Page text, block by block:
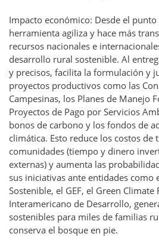
Impacto económico: Desde el
herramienta agiliza y hace más
recursos nacionales e
desarrollo rural sostenible. Al
y precisos, facilita la formulación y
proyectos productivos como las
Campesinas, los Planes de Manejo
Proyectos de Pago por Servicios
bonos de carbono y los fondos de
climática. Esto reduce los costos de
comunidades (tiempo y dinero
externas) y aumenta las
sus iniciativas ante entidades como
Sostenible, el GEF, el Green Climate
Interamericano de Desarrollo,
sostenibles para miles de familias
conserva el bosque en pie.